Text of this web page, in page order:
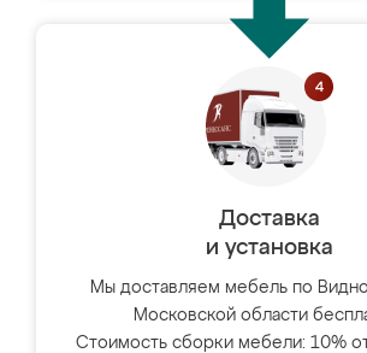
Доставка
и установка
Мы доставляем мебель по
Московской области
Стоимость сборки мебели: 10%